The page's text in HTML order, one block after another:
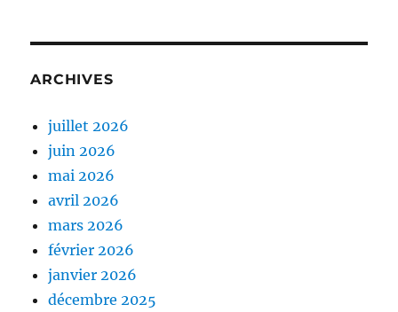
ARCHIVES
juillet 2026
juin 2026
mai 2026
avril 2026
mars 2026
février 2026
janvier 2026
décembre 2025